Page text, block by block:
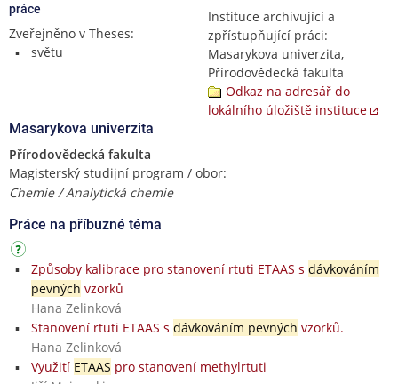
práce
Zveřejněno v Theses:
světu
Instituce archivující a
zpřístupňující práci:
Masarykova univerzita,
Přírodovědecká fakulta
Odkaz na adresář do
lokálního úložiště instituce
Masarykova univerzita
Přírodovědecká fakulta
Magisterský studijní program / obor:
Chemie / Analytická chemie
Práce na příbuzné téma
Způsoby kalibrace pro stanovení rtuti ETAAS s dávkováním
pevných vzorků
Hana Zelinková
Stanovení rtuti ETAAS s dávkováním pevných vzorků.
Hana Zelinková
Využití ETAAS pro stanovení methylrtuti